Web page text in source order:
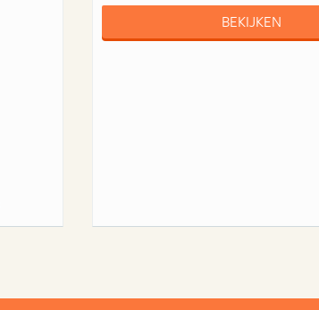
BEKIJKEN